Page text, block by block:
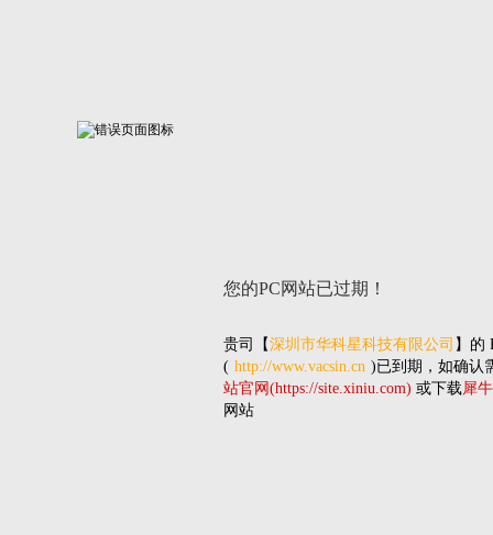
您的PC网站已过期！
贵司 【深圳市华科星科技有限公司 】的
( http://www.vacsin.cn )已到期，如确认
站官网(https://site.xiniu.com) 或下载犀
网站